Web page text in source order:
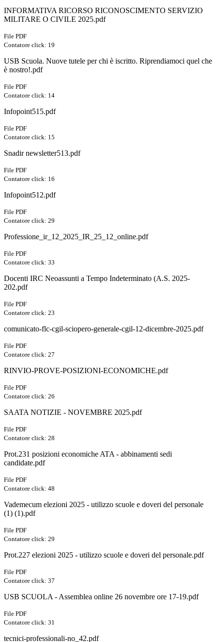
INFORMATIVA RICORSO RICONOSCIMENTO SERVIZIO
MILITARE O CIVILE 2025.pdf
File PDF
Contatore click: 19
USB Scuola. Nuove tutele per chi è iscritto. Riprendiamoci quel che
è nostro!.pdf
File PDF
Contatore click: 14
Infopoint515.pdf
File PDF
Contatore click: 15
Snadir newsletter513.pdf
File PDF
Contatore click: 16
Infopoint512.pdf
File PDF
Contatore click: 29
Professione_ir_12_2025_IR_25_12_online.pdf
File PDF
Contatore click: 33
Docenti IRC Neoassunti a Tempo Indeterminato (A.S. 2025-
202.pdf
File PDF
Contatore click: 23
comunicato-flc-cgil-sciopero-generale-cgil-12-dicembre-2025.pdf
File PDF
Contatore click: 27
RINVIO-PROVE-POSIZIONI-ECONOMICHE.pdf
File PDF
Contatore click: 26
SAATA NOTIZIE - NOVEMBRE 2025.pdf
File PDF
Contatore click: 28
Prot.231 posizioni economiche ATA - abbinamenti sedi
candidate.pdf
File PDF
Contatore click: 48
Vademecum elezioni 2025 - utilizzo scuole e doveri del personale
(1) (1).pdf
File PDF
Contatore click: 29
Prot.227 elezioni 2025 - utilizzo scuole e doveri del personale.pdf
File PDF
Contatore click: 37
USB SCUOLA - Assemblea online 26 novembre ore 17-19.pdf
File PDF
Contatore click: 31
tecnici-professionali-no_42.pdf